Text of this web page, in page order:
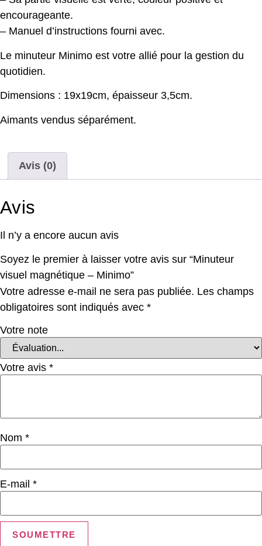
encourageante.
– Manuel d’instructions fourni avec.
Le minuteur Minimo est votre allié pour la gestion du
quotidien.
Dimensions : 19x19cm, épaisseur 3,5cm.
Aimants vendus séparément.
Avis (0)
Avis
Il n’y a encore aucun avis
Soyez le premier à laisser votre avis sur “Minuteur
visuel magnétique – Minimo”
Votre adresse e-mail ne sera pas publiée. Les champs
obligatoires sont indiqués avec *
Votre note
Votre avis *
Nom *
E-mail *